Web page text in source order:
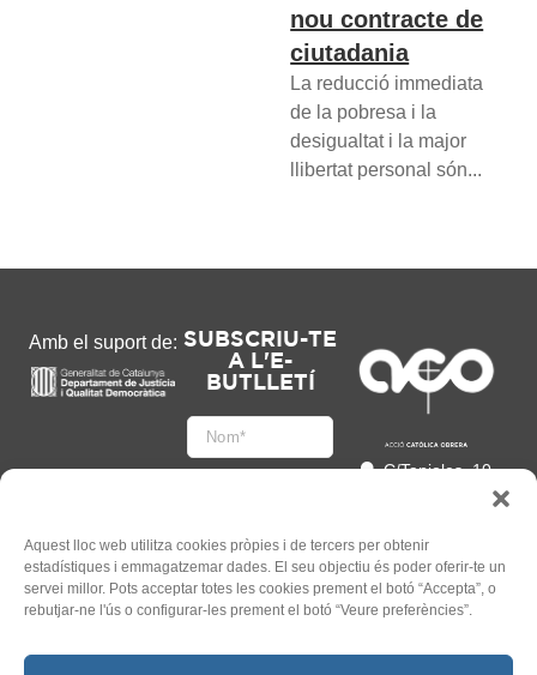
Aquest lloc web utilitza cookies pròpies i de tercers per obtenir
estadístiques i emmagatzemar dades. El seu objectiu és poder oferir-te un
servei millor. Pots acceptar totes les cookies prement el botó “Accepta”, o
rebutjar-ne l'ús o configurar-les prement el botó “Veure preferències”.
nou contracte de
ciutadania
La reducció immediata
de la pobresa i la
desigualtat i la major
llibertat personal són...
Amb el suport de: SUBSCRIU-TE
A L'E-
BUTLLETÍ
Accepto
l'Informació legal
C/Tapioles, 10
93 505 86 86
hola@acocat.org